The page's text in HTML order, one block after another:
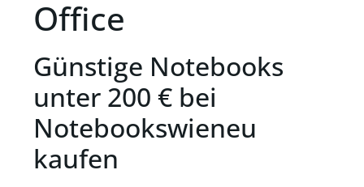
Office
Günstige Notebooks
unter 200 € bei
Notebookswieneu
kaufen